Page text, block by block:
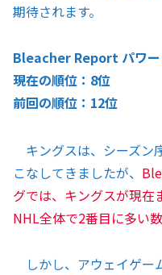
期待されます。
Bleacher Report パワー
現在の順位：8位
前回の順位：12位
キングスは、シーズン
こなしてきましたが、
グでは、キングスが現在
NHL全体で2番目に多い数
しかし、アウェイゲー